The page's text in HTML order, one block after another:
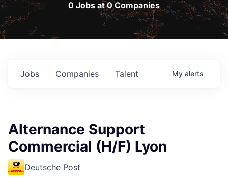
0 Jobs at 0 Companies
Jobs Companies Talent My alerts
Alternance Support
Commercial (H/F) Lyon
Deutsche Post